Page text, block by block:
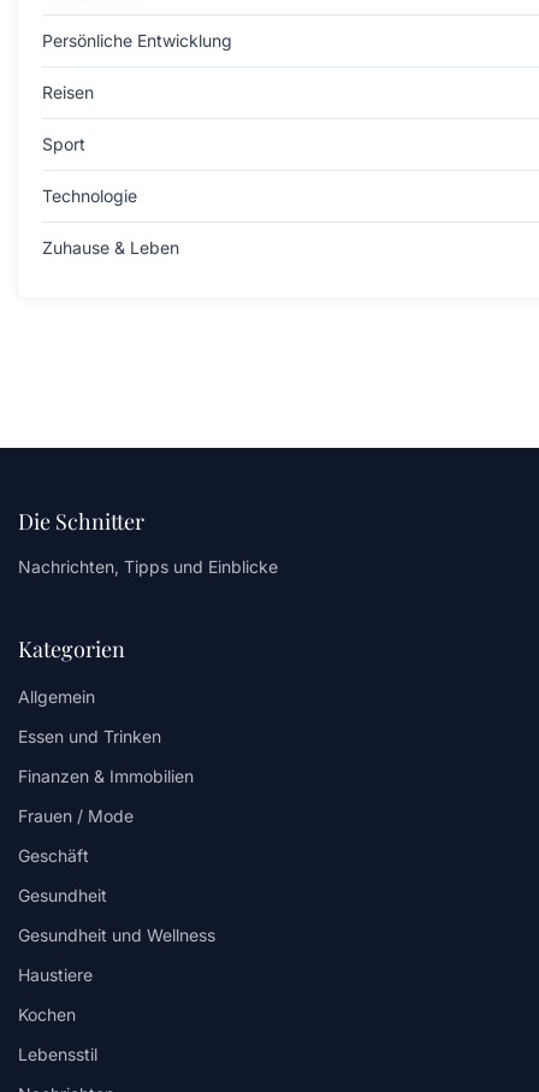
Persönliche Entwicklung
Reisen
Sport
Technologie
Zuhause & Leben
Die Schnitter
Nachrichten, Tipps und Einblicke
Kategorien
Allgemein
Essen und Trinken
Finanzen & Immobilien
Frauen / Mode
Geschäft
Gesundheit
Gesundheit und Wellness
Haustiere
Kochen
Lebensstil